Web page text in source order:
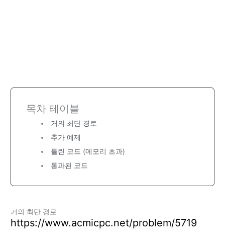
목차 테이블
거의 최단 경로
추가 예제
틀린 코드 (메모리 초과)
통과된 코드
거의 최단 경로
https://www.acmicpc.net/problem/5719